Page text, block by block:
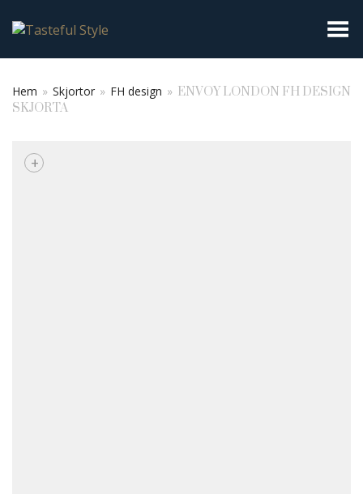
Toggla meny
Hem » Skjortor » FH design » ENVOY LONDON FH DESIGN
SKJORTA
+